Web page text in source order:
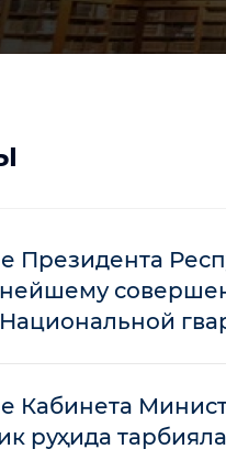
Президента
Кабинета
руҳида